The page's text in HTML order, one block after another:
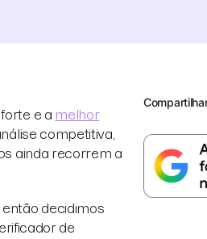
e a melhor
competitiva,
ainda recorrem a
decidimos
de